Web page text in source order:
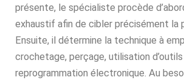
présente, le spécialiste procède
exhaustif afin de cibler précisément la
Ensuite, il détermine la technique à
crochetage, perçage, utilisation
reprogrammation électronique. Au